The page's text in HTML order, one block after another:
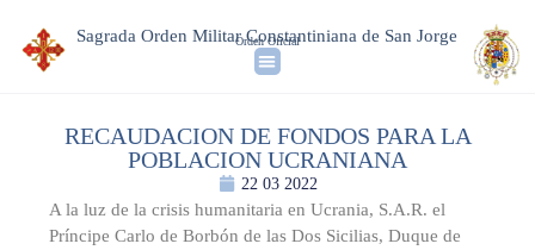
Sagrada Orden Militar Constantiniana de San Jorge
Orden Oficial
RECAUDACION DE FONDOS PARA LA
POBLACION UCRANIANA
22 03 2022
A la luz de la crisis humanitaria en Ucrania, S.A.R. el
Príncipe Carlo de Borbón de las Dos Sicilias, Duque de